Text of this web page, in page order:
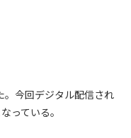
。今回デジタル配信され
っている。